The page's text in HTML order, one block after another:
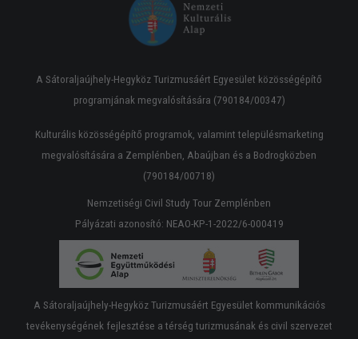
A Sátoraljaújhely-Hegyköz Turizmusáért Egyesület közösségépítő
programjának megvalósítására (790184/00347)
Kulturális közösségépítő programok, valamint településmarketing
megvalósítására a Zemplénben, Abaújban és a Bodrogközben
(790184/00718)
Nemzetiségi Civil Study Tour Zemplénben
Pályázati azonosító: NEAO-KP-1-2022/6-000419
A Sátoraljaújhely-Hegyköz Turizmusáért Egyesület kommunikációs
tevékenységének fejlesztése a térség turizmusának és civil szervezet